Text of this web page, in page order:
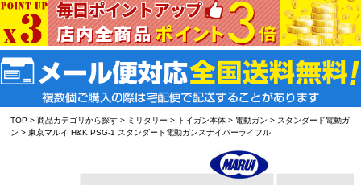
TOP >商品カテゴリから探す > ミリタリー > トイガン本体 > 電動ガン > スタンダード電動ガ
ン > 東京マルイ H&K PSG-1 スタンダード電動ガンスナイパーライフル